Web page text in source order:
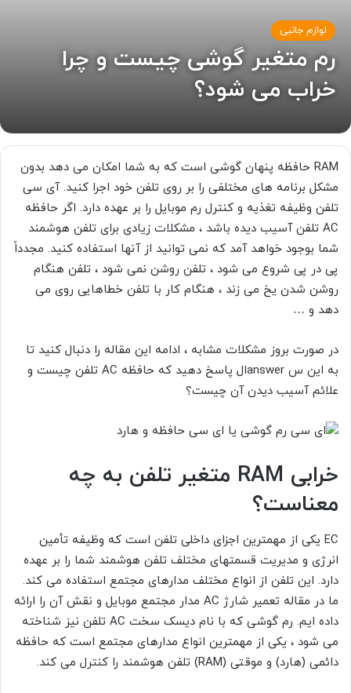
لوازم جانبی
رم متغیر گوشی چیست و چرا
خراب می شود؟
RAM حافظه پنهان گوشی است که به شما امکان می دهد بدون
مشکل برنامه های مختلفی را بر روی تلفن خود اجرا کنید. آی سی
تلفن وظیفه تغذیه و کنترل رم موبایل را بر عهده دارد. اگر حافظه
AC تلفن آسیب دیده باشد ، مشکلات زیادی برای تلفن هوشمند
شما بوجود خواهد آمد که نمی توانید از آنها استفاده کنید. مجدداً
پی در پی شروع می شود ، تلفن روشن نمی شود ، تلفن هنگام
روشن شدن یخ می زند ، هنگام کار با تلفن خطاهایی روی می
دهد و …
در صورت بروز مشکلات مشابه ، ادامه این مقاله را دنبال کنید تا
به این س answerال پاسخ دهید که حافظه AC تلفن چیست و
علائم آسیب دیدن آن چیست؟
خرابی RAM متغیر تلفن به چه
معناست؟
EC یکی از مهمترین اجزای داخلی تلفن است که وظیفه تأمین
انرژی و مدیریت قسمتهای مختلف تلفن هوشمند شما را بر عهده
دارد. این تلفن از انواع مختلف مدارهای مجتمع استفاده می کند.
ما در مقاله تعمیر شارژ AC
مدار مجتمع موبایل و نقش آن را ارائه
داده ایم. رم گوشی که با نام دیسک سخت AC تلفن نیز شناخته
می شود ، یکی از مهمترین انواع مدارهای مجتمع است که حافظه
دائمی (هارد) و موقتی (RAM) تلفن هوشمند را کنترل می کند.